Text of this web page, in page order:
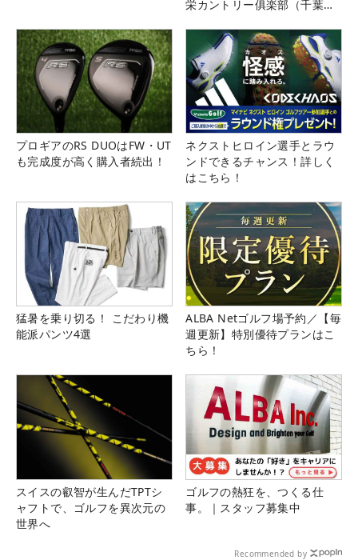
栄カントリー俱楽部（千葉
プロギアのRS DUOはFW・UT
も完成度が高く購入者続出！
ネクストヒロイン選手とラウ
ンドできるチャンス！詳しく
はこちら！
猛暑を乗り切る！ こだわり機
能派パンツ4選
ALBA Netゴルフ場予約／【毎
週更新】特別優待プランはこ
ちら！
スイスの叡智が生んだTPTシ
ャフトで、ゴルフを異次元の
世界へ
ゴルフの熱狂を、つくる仕
事。｜スタッフ募集中
Recommended by